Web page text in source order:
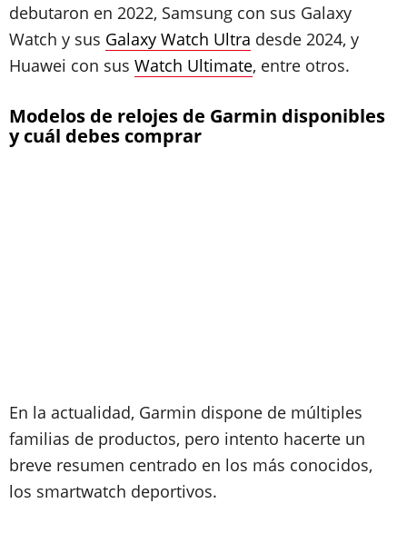
debutaron en 2022, Samsung con sus Galaxy
Watch y sus Galaxy Watch Ultra desde 2024, y
Huawei con sus Watch Ultimate, entre otros.
Modelos de relojes de Garmin disponibles
y cuál debes comprar
En la actualidad, Garmin dispone de múltiples
familias de productos, pero intento hacerte un
breve resumen centrado en los más conocidos,
los smartwatch deportivos.